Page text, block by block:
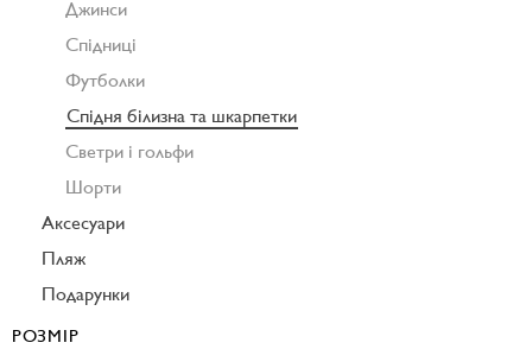
Джинси
Спідниці
Футболки
Спідня білизна та шкарпетки
Светри і гольфи
Шорти
Аксесуари
Пляж
Подарунки
РОЗМІР